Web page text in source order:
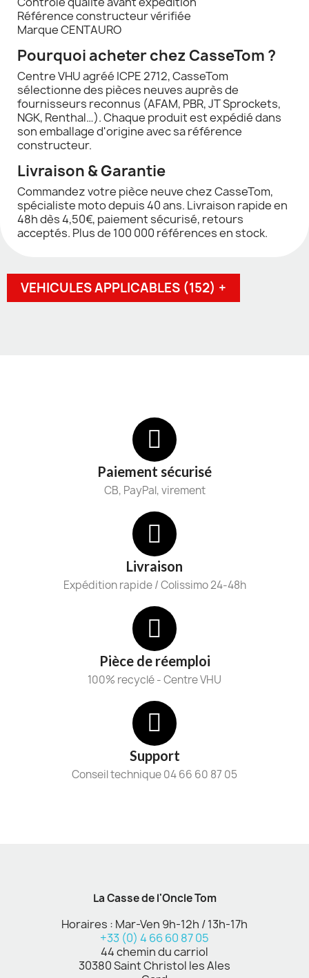
Référence constructeur vérifiée
Marque CENTAURO
Pourquoi acheter chez CasseTom ?
Centre VHU agréé ICPE 2712, CasseTom
sélectionne des pièces neuves auprès de
fournisseurs reconnus (AFAM, PBR, JT Sprockets,
NGK, Renthal…). Chaque produit est expédié dans
son emballage d'origine avec sa référence
constructeur.
Livraison & Garantie
Commandez votre pièce neuve chez CasseTom,
spécialiste moto depuis 40 ans. Livraison rapide en
48h dès 4,50€, paiement sécurisé, retours
acceptés. Plus de 100 000 références en stock.
VEHICULES APPLICABLES (152) +
Paiement sécurisé
CB, PayPal, virement
Livraison
Expédition rapide / Colissimo 24-48h
Pièce de réemploi
100% recyclé - Centre VHU
Support
Conseil technique 04 66 60 87 05
La Casse de l'Oncle Tom
Horaires : Mar-Ven 9h-12h / 13h-17h
+33 (0) 4 66 60 87 05
44 chemin du carriol
30380 Saint Christol les Ales